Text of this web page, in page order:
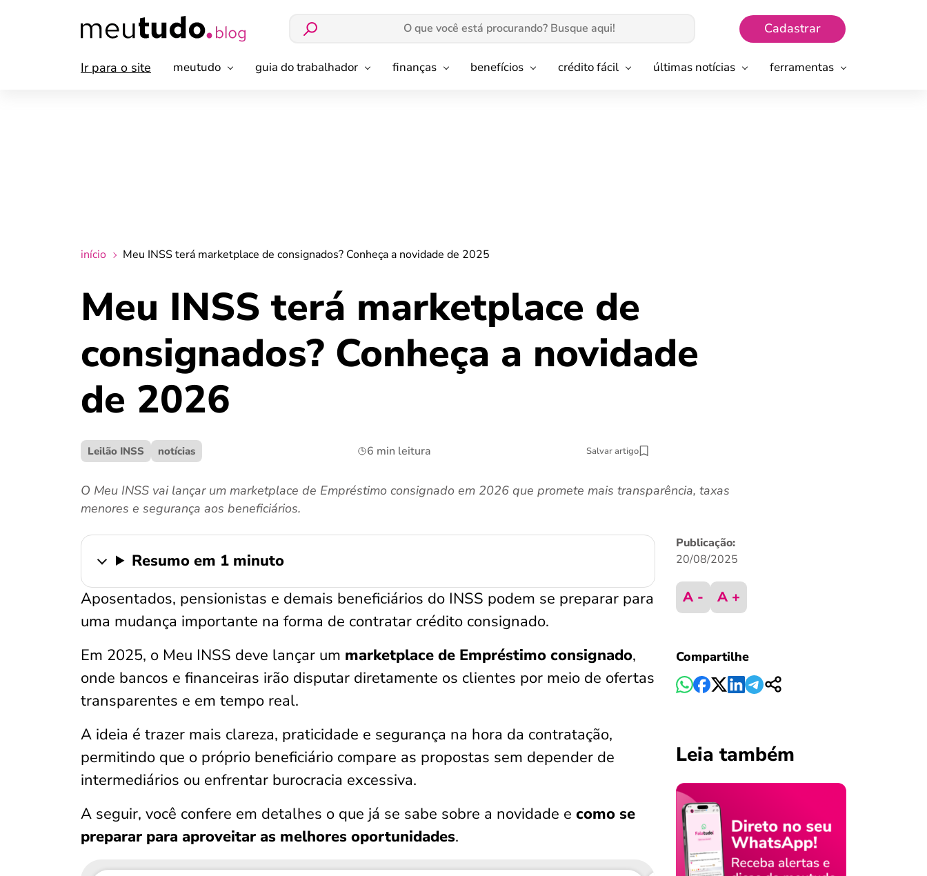
Cadastrar
Ir para o site meutudo guia do trabalhador finanças benefícios crédito fácil últimas notícias ferramentas
início Meu INSS terá marketplace de consignados? Conheça a novidade de 2025
Meu INSS terá marketplace de
consignados? Conheça a novidade
de 2026
Leilão INSS notícias 6 min leitura Salvar artigo
O Meu INSS vai lançar um marketplace de Empréstimo consignado em 2026 que promete mais transparência, taxas
menores e segurança aos beneficiários.
Resumo em 1 minuto
Aposentados, pensionistas e demais beneficiários do INSS podem se preparar para
uma mudança importante na forma de contratar crédito consignado.
Em 2025, o Meu INSS deve lançar um marketplace de Empréstimo consignado,
onde bancos e financeiras irão disputar diretamente os clientes por meio de ofertas
transparentes e em tempo real.
A ideia é trazer mais clareza, praticidade e segurança na hora da contratação,
permitindo que o próprio beneficiário compare as propostas sem depender de
intermediários ou enfrentar burocracia excessiva.
A seguir, você confere em detalhes o que já se sabe sobre a novidade e como se
preparar para aproveitar as melhores oportunidades.
Publicação:
20/08/2025
A - A +
Compartilhe
Leia também